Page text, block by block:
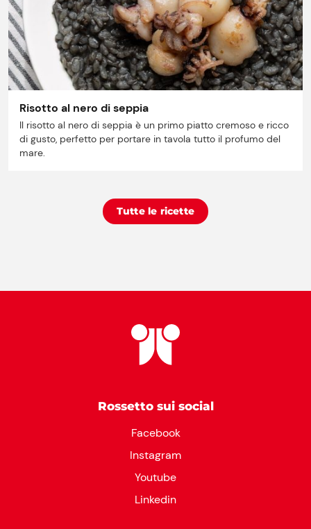
Risotto al nero di seppia
Il risotto al nero di seppia è un primo piatto cremoso e ricco
di gusto, perfetto per portare in tavola tutto il profumo del
mare.
Tutte le ricette
Rossetto sui social
Facebook
Instagram
Youtube
Linkedin